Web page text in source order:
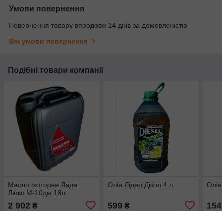
Умови повернення
Повернення товару впродовж 14 днів за домовленістю
Всі умови повернення
Подібні товари компанії
Масло моторне Лада
Люкс М-10дм 18л
2 902 ₴
Олія Лідер Дізол 4 л
599₴ 154